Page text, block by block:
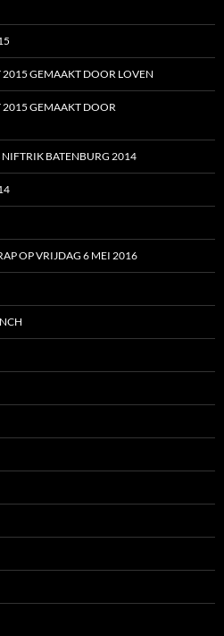
2015 GEMAAKT DOOR LOVEN
2015 GEMAAKT DOOR
BATENBURG 2014
OP VRIJDAG 6 MEI 2016